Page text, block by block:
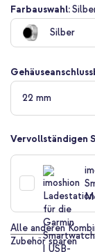
Zum
Anfang
der
Bildgalerie
Farbauswahl:
Silber
22 mm
Vervollständigen
Alle anderen
Zubehör sparen